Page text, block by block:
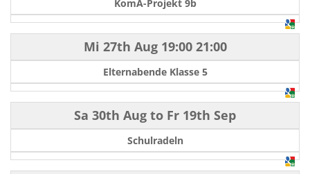
KomA-Projekt 9b
Mi 27th Aug19:00 21:00
Elternabende Klasse 5
Sa 30th Aug to Fr 19th Sep
Schulradeln